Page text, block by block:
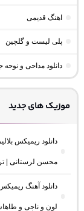
اهنگ قدیمی
پلی لیست و گلچین
دانلود مداحی و نوحه
موزیک های جدید
دانلود ریمیکس
محسن لرستانی |
دانلود آهنگ
لون و ناجی و